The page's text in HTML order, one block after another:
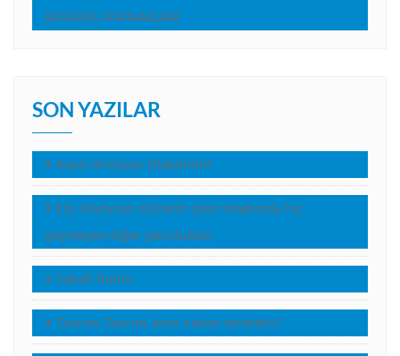
BASVURU KAYNAKLARI
SON YAZILAR
Nasıl Hristiyan Olabilirim?
Elçi Pavlus’un Elçilerin İşleri kitabında hiç
geçmeyen diğer yolculukları
Sabah Rutini
Tanrım, Tanrım, beni neden terkettin?